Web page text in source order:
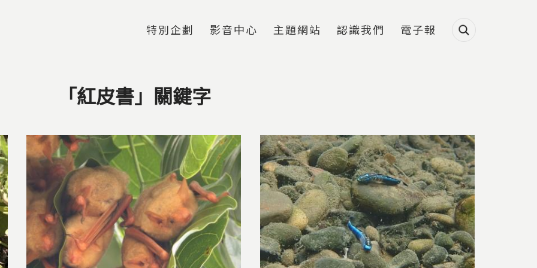
特別企劃 影音中心 主題網站 認識我們 電子報
「紅皮書」關鍵字